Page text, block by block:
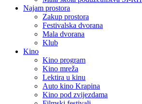
Najam prostora
Zakup prostora
Festivalska dvorana
Mala dvorana
Klub
Kino
Kino program
Kino mreža
Lektira u kinu
Auto kino Krapina
Kino pod zvijezdama